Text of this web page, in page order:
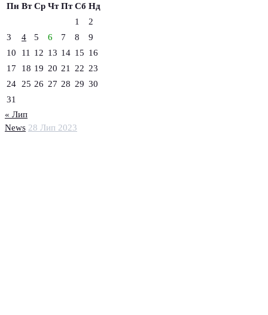
News 28 Лип 2023
Пн Вт Ср Чт Пт Сб Нд
1
2
3
4 5 6 7 8
9
10
11 12 13 14 15 16
17
18 19 20 21 22 23
24
25 26 27 28 29 30
31
« Лип